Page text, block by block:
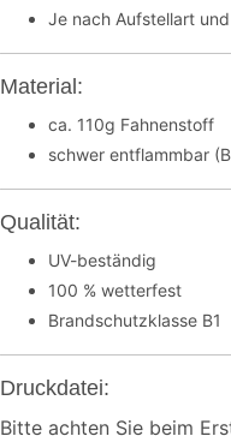
Je nach Aufstellart
Material:
ca. 110g Fahnenstoff
schwer entflammbar
Qualität:
UV-beständig
100 % wetterfest
Brandschutzklasse B1
Druckdatei:
Bitte achten Sie beim